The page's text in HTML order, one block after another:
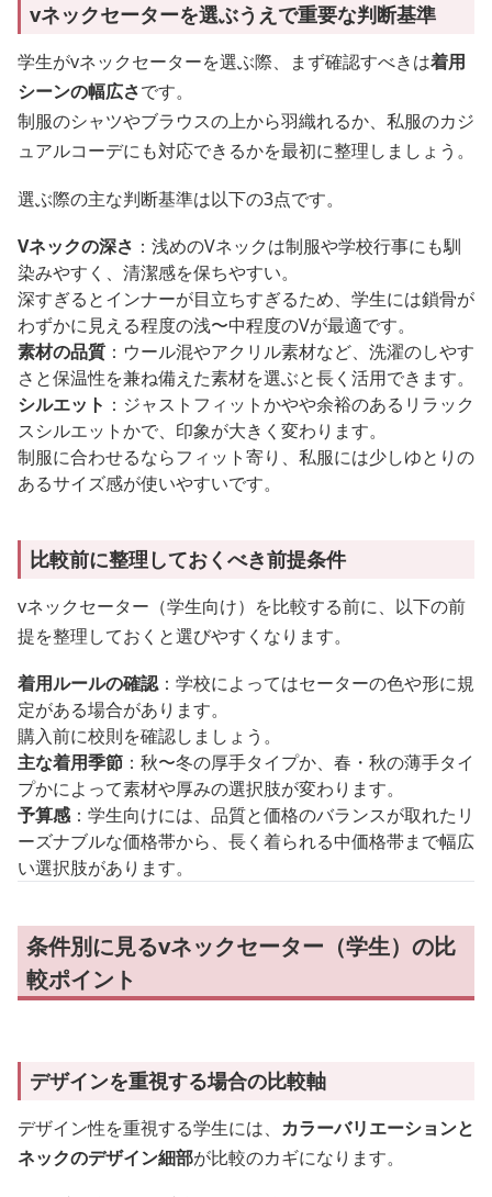
vネックセーターを選ぶうえで重要な判断基準
学生がvネックセーターを選ぶ際、まず確認すべきは着用
シーンの幅広さです。
制服のシャツやブラウスの上から羽織れるか、私服のカジ
ュアルコーデにも対応できるかを最初に整理しましょう。
選ぶ際の主な判断基準は以下の3点です。
Vネックの深さ ：浅めのVネックは制服や学校行事にも馴
染みやすく、清潔感を保ちやすい。
深すぎるとインナーが目立ちすぎるため、学生には鎖骨が
わずかに見える程度の浅〜中程度のVが最適です。
素材の品質 ：ウール混やアクリル素材など、洗濯のしやす
さと保温性を兼ね備えた素材を選ぶと長く活用できます。
シルエット ：ジャストフィットかやや余裕のあるリラック
スシルエットかで、印象が大きく変わります。
制服に合わせるならフィット寄り、私服には少しゆとりの
あるサイズ感が使いやすいです。
比較前に整理しておくべき前提条件
vネックセーター（学生向け）を比較する前に、以下の前
提を整理しておくと選びやすくなります。
着用ルールの確認：学校によってはセーターの色や形に規
定がある場合があります。
購入前に校則を確認しましょう。
主な着用季節 ：秋〜冬の厚手タイプか、春・秋の薄手タイ
プかによって素材や厚みの選択肢が変わります。
予算感：学生向けには、品質と価格のバランスが取れたリ
ーズナブルな価格帯から、長く着られる中価格帯まで幅広
い選択肢があります。
条件別に見るvネックセーター（学生）の比
較ポイント
デザインを重視する場合の比較軸
デザイン性を重視する学生には、 カラーバリエーションと
ネックのデザイン細部が比較のカギになります。